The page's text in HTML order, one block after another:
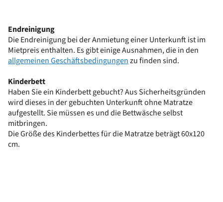
Endreinigung
Die Endreinigung bei der Anmietung einer Unterkunft ist im
Mietpreis enthalten. Es gibt einige Ausnahmen, die in den
allgemeinen Geschäftsbedingungenzu finden sind.
Kinderbett
Haben Sie ein Kinderbett gebucht? Aus Sicherheitsgründen
wird dieses in der gebuchten Unterkunft ohne Matratze
aufgestellt. Sie müssen es und die Bettwäsche selbst
mitbringen.
Die Größe des Kinderbettes für die Matratze beträgt 60x120
cm.